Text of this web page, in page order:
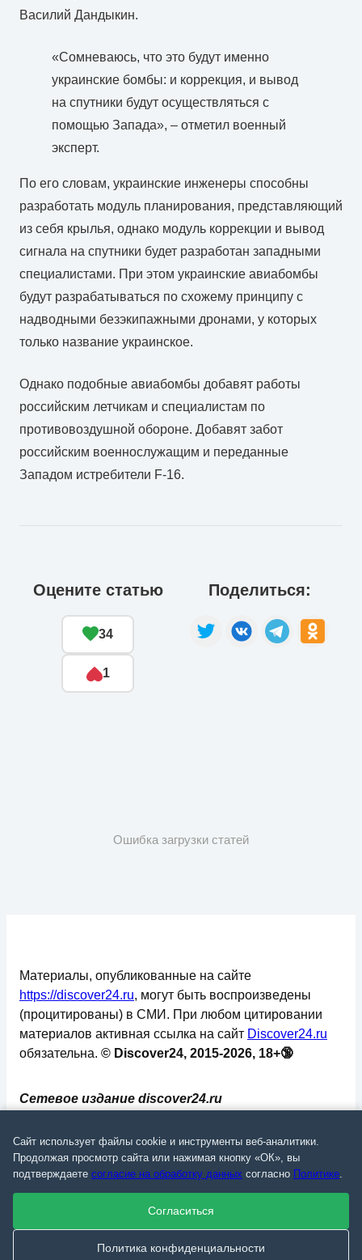
Василий Дандыкин.
«Сомневаюсь, что это будут именно
украинские бомбы: и коррекция, и вывод
на спутники будут осуществляться с
помощью Запада», – отметил военный
эксперт.
По его словам, украинские инженеры способны
разработать модуль планирования, представляющий
из себя крылья, однако модуль коррекции и вывод
сигнала на спутники будет разработан западными
специалистами. При этом украинские авиабомбы
будут разрабатываться по схожему принципу с
надводными безэкипажными дронами, у которых
только название украинское.
Однако подобные авиабомбы добавят работы
российским летчикам и специалистам по
противовоздушной обороне. Добавят забот
российским военнослужащим и переданные
Западом истребители F-16.
Оцените статью
34
1
Поделиться:
Ошибка загрузки статей
✅ 📄 💬 🔐 📝 ⚙️
Сетевое издание discover24.ru
надзору в сфере связи, информационных
технологий и массовых коммуникаций
(Роскомнадзор). Регистрационный номер: ЭЛ №
ФС 77 - 73793.
Материалы, опубликованные на сайте
https://discover24.ru, могут быть воспроизведены
(процитированы) в СМИ. При любом цитировании
материалов активная ссылка на сайт Discover24.ru
обязательна. © Discover24, 2015-2026, 18+🔞
Сайт использует файлы cookie и инструменты веб-аналитики.
Продолжая просмотр сайта или нажимая кнопку «ОК», вы
подтверждаете согласие на обработку данных согласно Политике.
Согласиться
Политика конфиденциальности